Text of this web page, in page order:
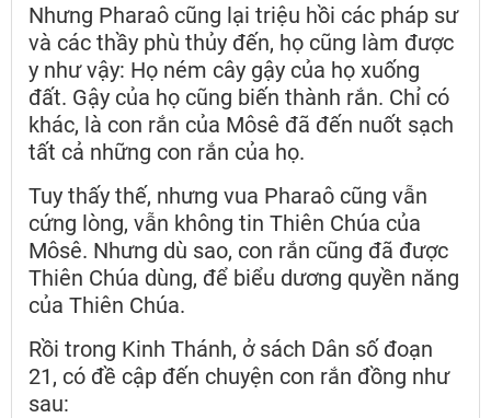
Nhưng Pharaô cũng lại triệu hồi các pháp sư
và các thầy phù thủy đến, họ cũng làm được
y như vậy: Họ ném cây gậy của họ xuống
đất. Gậy của họ cũng biến thành rắn. Chỉ có
khác, là con rắn của Môsê đã đến nuốt sạch
tất cả những con rắn của họ.
Tuy thấy thế, nhưng vua Pharaô cũng vẫn
cứng lòng, vẫn không tin Thiên Chúa của
Môsê. Nhưng dù sao, con rắn cũng đã được
Thiên Chúa dùng, để biểu dương quyền năng
của Thiên Chúa.
Rồi trong Kinh Thánh, ở sách Dân số đoạn
21, có đề cập đến chuyện con rắn đồng như
sau: